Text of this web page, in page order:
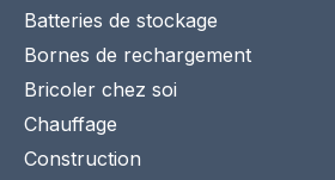
Batteries de stockage
Bornes de rechargement
Bricoler chez soi
Chauffage
Construction